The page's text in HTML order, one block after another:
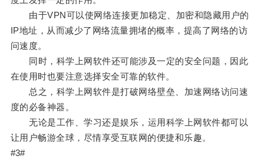
由于VPN可以使网络连接更加稳定、加密和隐藏用户的
IP地址，从而减少了网络流量拥堵的概率，提高了网络的访
问速度。
同时，科学上网软件还可能涉及一定的安全问题，因此
在使用时也要注意选择安全可靠的软件。
总之，科学上网软件是打破网络壁垒、加速网络访问速
度的必备神器。
无论是工作、学习还是娱乐，运用科学上网软件都可以
让用户畅游全球，尽情享受互联网的便捷和乐趣。
#3#